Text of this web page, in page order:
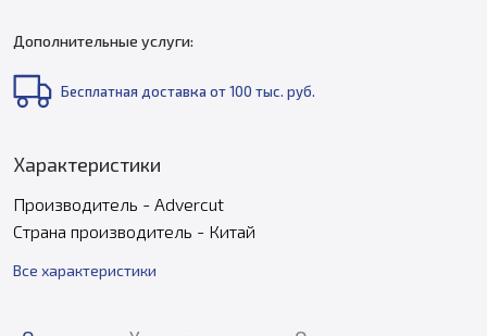
Дополнительные услуги:
Бесплатная доставка от 100 тыс. руб.
Характеристики
Производитель - Advercut
Страна производитель - Китай
Все характеристики